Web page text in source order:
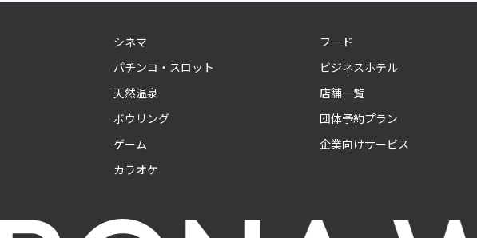
シネマ
パチンコ・スロット
天然温泉
ボウリング
ゲーム
カラオケ
フード
ビジネスホテル
店舗一覧
団体予約プラン
企業向けサービス